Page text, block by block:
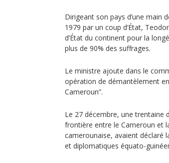
Dirigeant son pays d’une main
1979 par un coup d‘État,
d’État du continent pour la
plus de 90% des suffrages.
Le ministre ajoute dans le
opération de démantèlement
Cameroun”.
Le 27 décembre, une trentaine
frontière entre le Cameroun et
camerounaise, avaient déclaré
et diplomatiques équato-